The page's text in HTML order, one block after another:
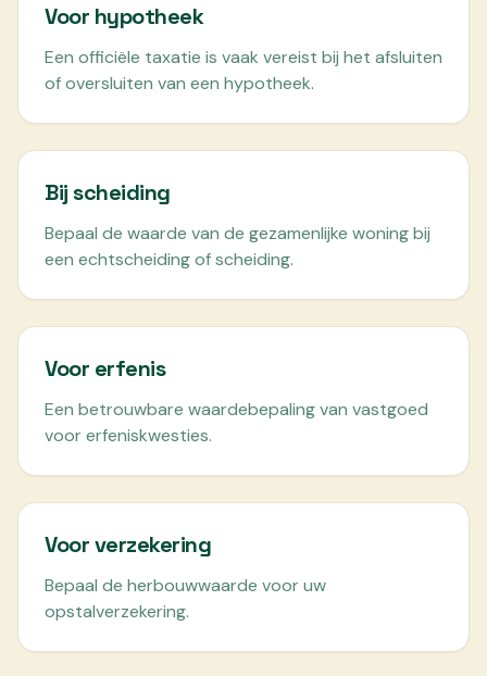
Voor hypotheek
Een officiële taxatie is vaak vereist bij het afsluiten
of oversluiten van een hypotheek.
Bij scheiding
Bepaal de waarde van de gezamenlijke woning bij
een echtscheiding of scheiding.
Voor erfenis
Een betrouwbare waardebepaling van vastgoed
voor erfeniskwesties.
Voor verzekering
Bepaal de herbouwwaarde voor uw
opstalverzekering.